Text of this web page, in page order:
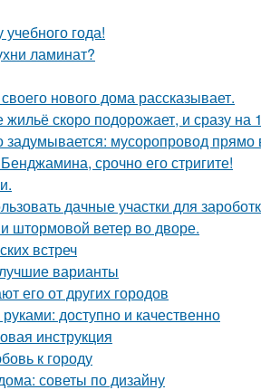
года!
ламинат?
нового дома рассказывает.
скоро подорожает, и сразу на
мусоропровод прямо
срочно его стригите!
дачные участки для
штормовой ветер во дворе.
встреч
варианты
его от других городов
доступно и качественно
инструкция
к городу
советы по дизайну